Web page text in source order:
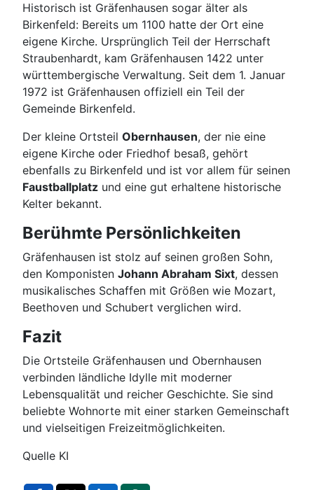
Historisch ist Gräfenhausen sogar älter als
Birkenfeld: Bereits um 1100 hatte der Ort eine
eigene Kirche. Ursprünglich Teil der Herrschaft
Straubenhardt, kam Gräfenhausen 1422 unter
württembergische Verwaltung. Seit dem 1. Januar
1972 ist Gräfenhausen offiziell ein Teil der
Gemeinde Birkenfeld.
Der kleine Ortsteil Obernhausen, der nie eine
eigene Kirche oder Friedhof besaß, gehört
ebenfalls zu Birkenfeld und ist vor allem für seinen
Faustballplatz und eine gut erhaltene historische
Kelter bekannt.
Berühmte Persönlichkeiten
Gräfenhausen ist stolz auf seinen großen Sohn,
den Komponisten Johann Abraham Sixt, dessen
musikalisches Schaffen mit Größen wie Mozart,
Beethoven und Schubert verglichen wird.
Fazit
Die Ortsteile Gräfenhausen und Obernhausen
verbinden ländliche Idylle mit moderner
Lebensqualität und reicher Geschichte. Sie sind
beliebte Wohnorte mit einer starken Gemeinschaft
und vielseitigen Freizeitmöglichkeiten.
Quelle KI